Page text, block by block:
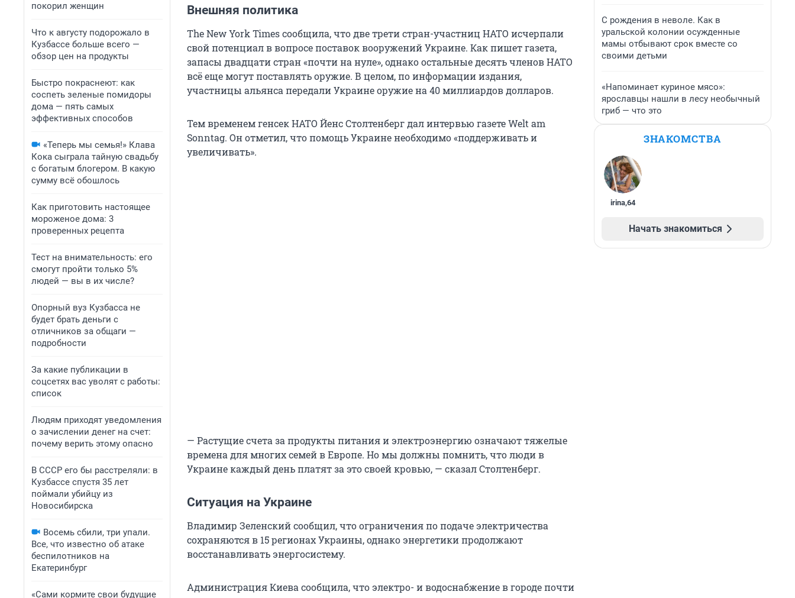
покорил женщин
Что к августу подорожало в
Кузбассе больше всего —
обзор цен на продукты
Быстро покраснеют: как
соспеть зеленые помидоры
дома — пять самых
эффективных способов
«Теперь мы семья!» Клава
Кока сыграла тайную свадьбу
с богатым блогером. В какую
сумму всё обошлось
Как приготовить настоящее
мороженое дома: 3
проверенных рецепта
Тест на внимательность: его
смогут пройти только 5%
людей — вы в их числе?
Опорный вуз Кузбасса не
будет брать деньги с
отличников за общаги —
подробности
За какие публикации в
соцсетях вас уволят с работы:
список
Людям приходят уведомления
о зачислении денег на счет:
почему верить этому опасно
В СССР его бы расстреляли: в
Кузбассе спустя 35 лет
поймали убийцу из
Новосибирска
Восемь сбили, три упали.
Все, что известно об атаке
беспилотников на
Екатеринбург
«Сами кормите свои будущие
Внешняя политика
The New York Times сообщила, что две трети стран-участниц НАТО исчерпали
свой потенциал в вопросе поставок вооружений Украине. Как пишет газета,
запасы двадцати стран «почти на нуле», однако остальные десять членов НАТО
всё еще могут поставлять оружие. В целом, по информации издания,
участницы альянса передали Украине оружие на 40 миллиардов долларов.
Тем временем генсек НАТО Йенс Столтенберг дал интервью газете Welt am
Sonntag. Он отметил, что помощь Украине необходимо «поддерживать и
увеличивать».
— Растущие счета за продукты питания и электроэнергию означают тяжелые
времена для многих семей в Европе. Но мы должны помнить, что люди в
Украине каждый день платят за это своей кровью, — сказал Столтенберг.
Ситуация на Украине
Владимир Зеленский сообщил, что ограничения по подаче электричества
сохраняются в 15 регионах Украины, однако энергетики продолжают
восстанавливать энергосистему.
Администрация Киева сообщила, что электро- и водоснабжение в городе почти
С рождения в неволе. Как в
уральской колонии осужденные
мамы отбывают срок вместе со
своими детьми
«Напоминает куриное мясо»:
ярославцы нашли в лесу необычный
гриб — что это
ЗНАКОМСТВА
irina,64
Начать знакомиться